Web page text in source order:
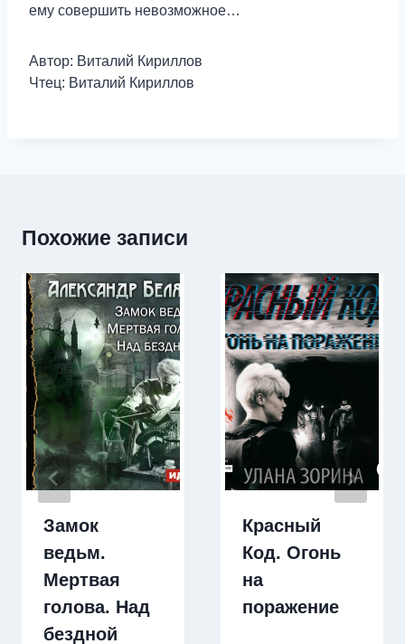
ему совершить невозможное…
Автор: Виталий Кириллов
Чтец: Виталий Кириллов
Похожие записи
Замок
ведьм.
Мертвая
голова. Над
бездной
Красный
Код. Огонь
на
поражение